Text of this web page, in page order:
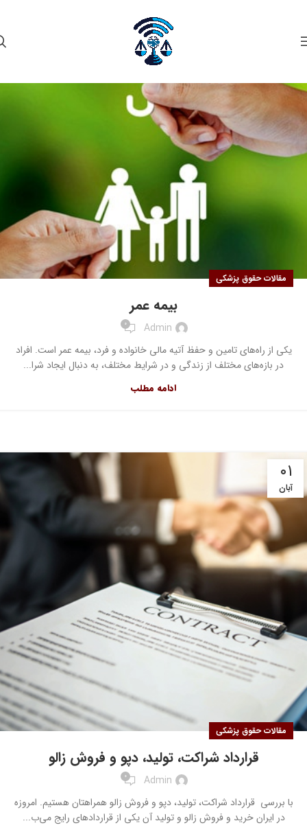
مقالات حقوق پزشکی
بیمه عمر
Admin
0
یکی از راه‌های تامین و حفظ آتیه مالی خانواده و فرد، بیمه عمر است. افراد
در بازه‌های مختلف از زندگی و در شرایط مختلف، به دنبال ایجاد شرا...
ادامه مطلب
۰۱
آبان
مقالات حقوق پزشکی
قرارداد شراکت، تولید، دپو و فروش زالو
Admin
0
با بررسی قرارداد شراکت، تولید، دپو و فروش زالو همراهتان هستیم. امروزه
در ایران خرید و فروش زالو و تولید آن یکی از قراردادهای رایج می‌ب...